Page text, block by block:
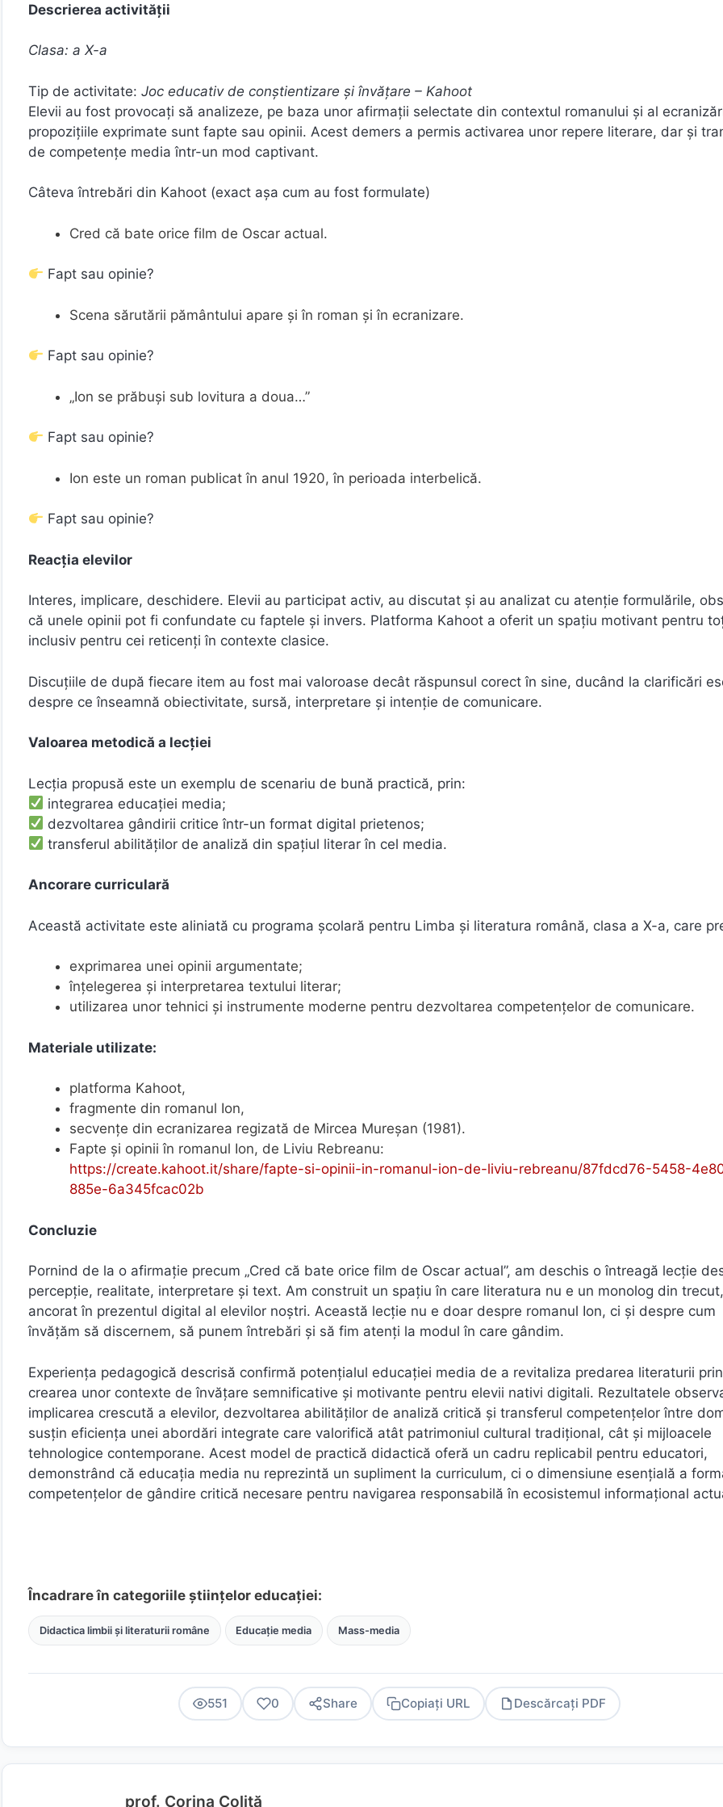
Descrierea activității
Clasa: a X-a
Tip de activitate: Joc educativ de conștientizare și învățare – Kahoot
Elevii au fost provocați să analizeze, pe baza unor afirmații selectate din contextul romanului și al
propozițiile exprimate sunt fapte sau opinii. Acest demers a permis activarea unor repere literare, dar și
de competențe media într-un mod captivant.
Câteva întrebări din Kahoot (exact așa cum au fost formulate)
Cred că bate orice film de Oscar actual.
Fapt sau opinie?
Scena sărutării pământului apare și în roman și în ecranizare.
Fapt sau opinie?
„Ion se prăbuși sub lovitura a doua…”
Fapt sau opinie?
Ion este un roman publicat în anul 1920, în perioada interbelică.
Fapt sau opinie?
Reacția elevilor
Interes, implicare, deschidere. Elevii au participat activ, au discutat și au analizat cu atenție formulările,
că unele opinii pot fi confundate cu faptele și invers. Platforma Kahoot a oferit un spațiu motivant pentru
inclusiv pentru cei reticenți în contexte clasice.
Discuțiile de după fiecare item au fost mai valoroase decât răspunsul corect în sine, ducând la clarificări
despre ce înseamnă obiectivitate, sursă, interpretare și intenție de comunicare.
Valoarea metodică a lecției
Lecția propusă este un exemplu de scenariu de bună practică, prin:
integrarea educației media;
dezvoltarea gândirii critice într-un format digital prietenos;
transferul abilităților de analiză din spațiul literar în cel media.
Ancorare curriculară
Această activitate este aliniată cu programa școlară pentru Limba și literatura română, clasa a X-a, care
exprimarea unei opinii argumentate;
înțelegerea și interpretarea textului literar;
utilizarea unor tehnici și instrumente moderne pentru dezvoltarea competențelor de comunicare.
Materiale utilizate:
platforma Kahoot,
fragmente din romanul Ion,
secvențe din ecranizarea regizată de Mircea Mureșan (1981).
Fapte și opinii în romanul Ion, de Liviu Rebreanu:
https://create.kahoot.it/share/fapte-si-opinii-in-romanul-ion-de-liviu-rebreanu/87fdcd76-5458-
885e-6a345fcac02b
Concluzie
Pornind de la o afirmație precum „Cred că bate orice film de Oscar actual”, am deschis o întreagă lecție
percepție, realitate, interpretare și text. Am construit un spațiu în care literatura nu e un monolog din
ancorat în prezentul digital al elevilor noștri. Această lecție nu e doar despre romanul Ion, ci și despre cum
învățăm să discernem, să punem întrebări și să fim atenți la modul în care gândim.
Experiența pedagogică descrisă confirmă potențialul educației media de a revitaliza predarea literaturii prin
crearea unor contexte de învățare semnificative și motivante pentru elevii nativi digitali. Rezultatele
implicarea crescută a elevilor, dezvoltarea abilităților de analiză critică și transferul competențelor între
susțin eficiența unei abordări integrate care valorifică atât patrimoniul cultural tradițional, cât și mijloacele
tehnologice contemporane. Acest model de practică didactică oferă un cadru replicabil pentru educatori,
demonstrând că educația media nu reprezintă un supliment la curriculum, ci o dimensiune esențială a
competențelor de gândire critică necesare pentru navigarea responsabilă în ecosistemul informațional
Încadrare în categoriile științelor educației:
Didactica limbii și literaturii române Educație media Mass-media
551 0 Share Copiați URL Descărcați PDF
prof. Corina Coliță